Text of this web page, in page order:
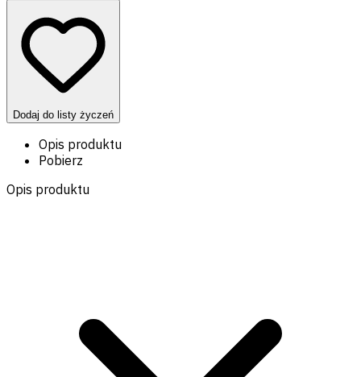
Dodaj do listy życzeń
Opis produktu
Pobierz
Opis produktu